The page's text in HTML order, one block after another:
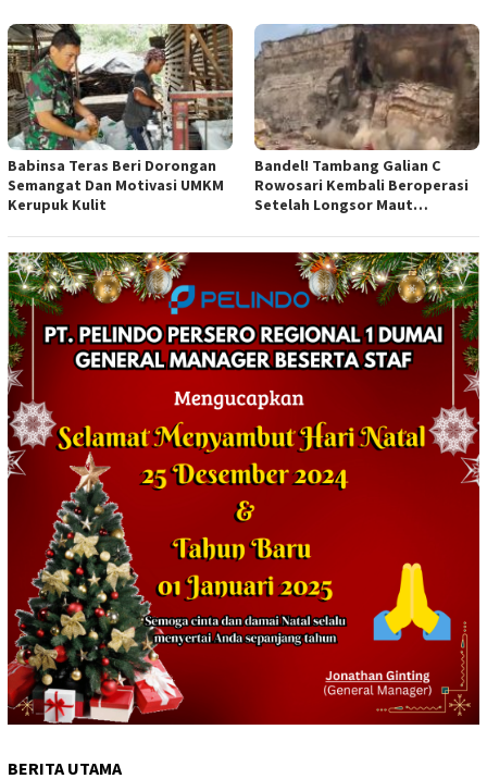
Anggaran
Babinsa Teras Beri Dorongan
Semangat Dan Motivasi UMKM
Kerupuk Kulit
Bandel! Tambang Galian C
Rowosari Kembali Beroperasi
Setelah Longsor Maut
BERITA UTAMA